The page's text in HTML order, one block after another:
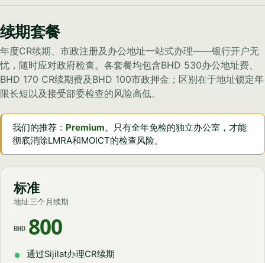
续期套餐
年度CR续期、市政注册及办公地址一站式办理——银行开户无
忧，随时应对政府检查。各套餐均包含BHD 530办公地址费、
BHD 170 CR续期费及BHD 100市政押金；区别在于地址锁定年
限长短以及接受部委检查的风险高低。
我们的推荐： Premium。只有全年免检的独立办公室，才能
彻底消除LMRA和MOICT的检查风险。
标准
地址三个月续期
BHD 800
通过Sijilat办理CR续期